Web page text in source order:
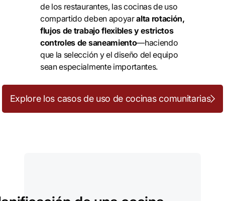
de los restaurantes, las cocinas de uso
compartido deben apoyaralta rotación,
flujos de trabajo flexibles y estrictos
controles de saneamiento—haciendo
que la selección y el diseño del equipo
sean especialmente importantes.
Explore los casos de uso de cocinas comunitarias